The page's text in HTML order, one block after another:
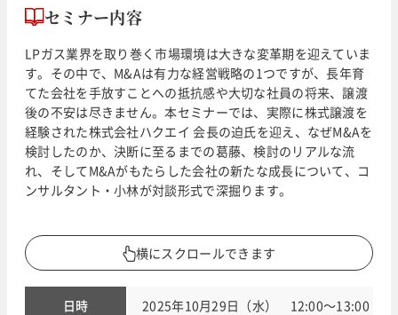
セミナー内容
LPガス業界を取り巻く市場環境は大きな変革期を迎えていま
す。その中で、M&Aは有力な経営戦略の1つですが、長年育
てた会社を手放すことへの抵抗感や大切な社員の将来、譲渡
後の不安は尽きません。本セミナーでは、実際に株式譲渡を
経験された株式会社ハクエイ 会長の迫氏を迎え、なぜM&Aを
検討したのか、決断に至るまでの葛藤、検討のリアルな流
れ、そしてM&Aがもたらした会社の新たな成長について、コ
ンサルタント・小林が対談形式で深掘ります。
横にスクロールできます
日時 2025年10月29日（水） 12:00～13:00